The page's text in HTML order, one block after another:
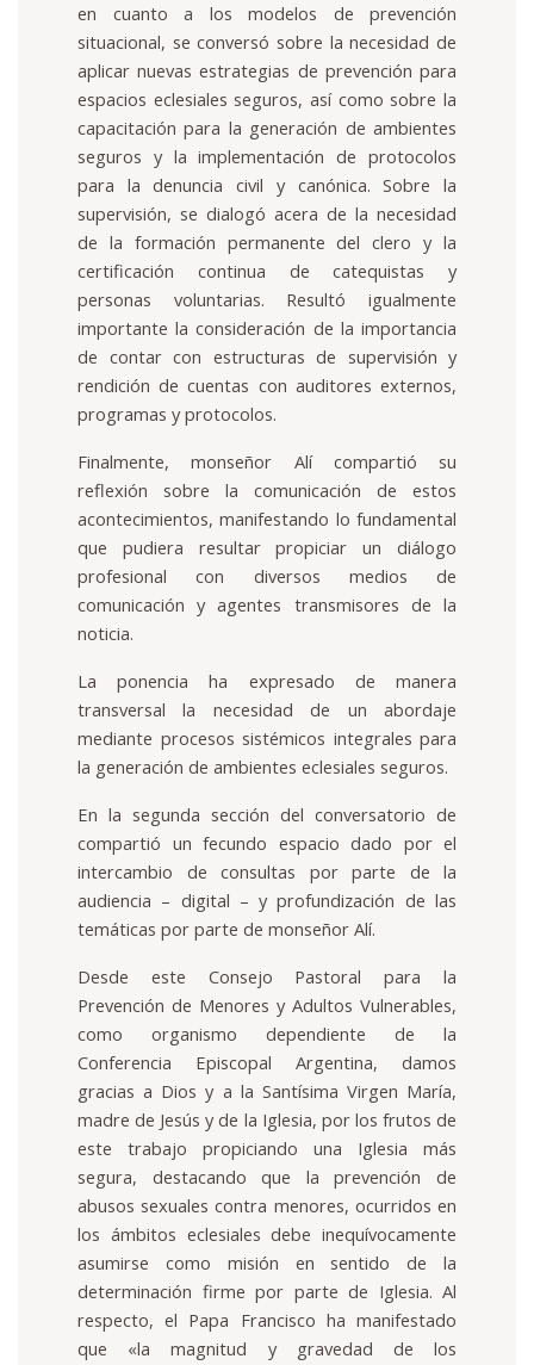
en cuanto a los modelos de prevención
situacional, se conversó sobre la necesidad de
aplicar nuevas estrategias de prevención para
espacios eclesiales seguros, así como sobre la
capacitación para la generación de ambientes
seguros y la implementación de protocolos
para la denuncia civil y canónica. Sobre la
supervisión, se dialogó acera de la necesidad
de la formación permanente del clero y la
certificación continua de catequistas y
personas voluntarias. Resultó igualmente
importante la consideración de la importancia
de contar con estructuras de supervisión y
rendición de cuentas con auditores externos,
programas y protocolos.
Finalmente, monseñor Alí compartió su
reflexión sobre la comunicación de estos
acontecimientos, manifestando lo fundamental
que pudiera resultar propiciar un diálogo
profesional con diversos medios de
comunicación y agentes transmisores de la
noticia.
La ponencia ha expresado de manera
transversal la necesidad de un abordaje
mediante procesos sistémicos integrales para
la generación de ambientes eclesiales seguros.
En la segunda sección del conversatorio de
compartió un fecundo espacio dado por el
intercambio de consultas por parte de la
audiencia – digital – y profundización de las
temáticas por parte de monseñor Alí.
Desde este Consejo Pastoral para la
Prevención de Menores y Adultos Vulnerables,
como organismo dependiente de la
Conferencia Episcopal Argentina, damos
gracias a Dios y a la Santísima Virgen María,
madre de Jesús y de la Iglesia, por los frutos de
este trabajo propiciando una Iglesia más
segura, destacando que la prevención de
abusos sexuales contra menores, ocurridos en
los ámbitos eclesiales debe inequívocamente
asumirse como misión en sentido de la
determinación firme por parte de Iglesia. Al
respecto, el Papa Francisco ha manifestado
que «la magnitud y gravedad de los